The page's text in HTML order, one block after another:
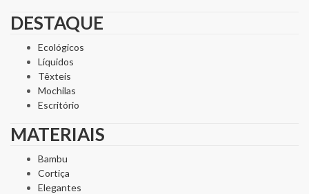
DESTAQUE
Ecológicos
Líquidos
Têxteis
Mochilas
Escritório
MATERIAIS
Bambu
Cortiça
Elegantes